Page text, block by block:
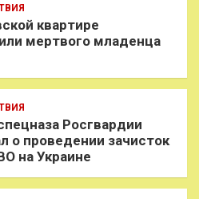
квартире
мертвого младенца
Росгвардии
о проведении зачисток
на Украине